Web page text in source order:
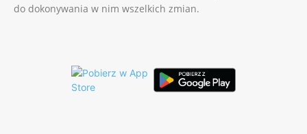
do dokonywania w nim wszelkich zmian.